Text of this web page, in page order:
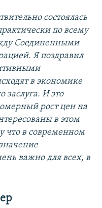
состоялась
по всему
Соединенными
Я поздравил
в экономике
заслуга. И это
рост цен на
в этом
что в современном
важно для всех, в